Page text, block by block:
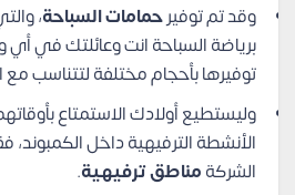
وقد تم توفيرحمامات السباحة،
برياضة السباحة انت وعائلتك في
توفيرها بأحجام مختلفة لتتناسب مع
وليستطيع أولادك الاستمتاع
الأنشطة الترفيهية داخل
الشركةمناطق ترفيهية.